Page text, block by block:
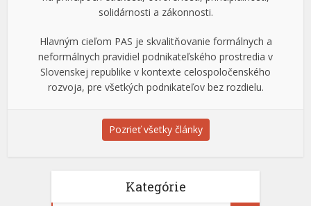
solidárnosti a zákonnosti.
Hlavným cieľom PAS je skvalitňovanie formálnych a
neformálnych pravidiel podnikateľského prostredia v
Slovenskej republike v kontexte celospoločenského
rozvoja, pre všetkých podnikateľov bez rozdielu.
Pozrieť všetky články
Kategórie